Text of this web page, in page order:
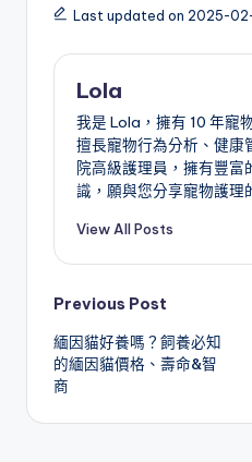
Last updated on 2025-
Lola
我是 Lola，擁有 10 年寵
擅長寵物行為分析、健康
院高級護理員，擁有豐富
識，願與您分享寵物護理
View All Posts
Post
navigation
Previous Post
緬因貓好養嗎？飼養必知
的緬因貓價格、壽命&智
商